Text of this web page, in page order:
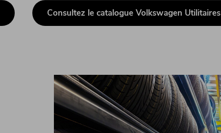
Consultez le catalogue Volkswagen Utilitaires